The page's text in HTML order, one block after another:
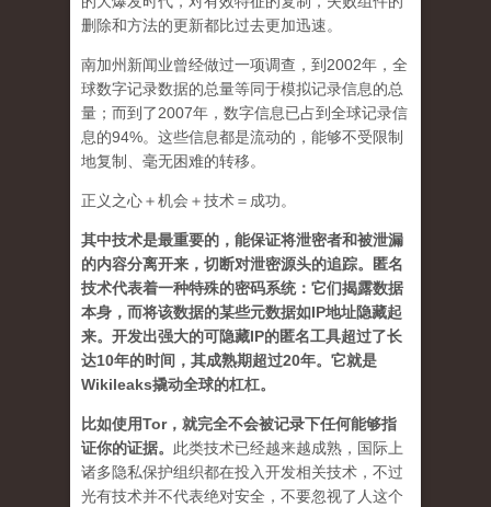
删除和方法的更新都比过去更加迅速。
南加州新闻业曾经做过一项调查，到2002年，全
球数字记录数据的总量等同于模拟记录信息的总
量；而到了2007年，数字信息已占到全球记录信
息的94%。这些信息都是流动的，能够不受限制
地复制、毫无困难的转移。
正义之心＋机会＋技术＝成功。
其中技术是最重要的，能保证将泄密者和被泄漏
的内容分离开来，切断对泄密源头的追踪。匿名
技术代表着一种特殊的密码系统：它们揭露数据
本身，而将该数据的某些元数据如IP地址隐藏起
来。开发出强大的可隐藏IP的匿名工具超过了长
达10年的时间，其成熟期超过20年。 它就是
Wikileaks撬动全球的杠杠。
比如使用Tor，就完全不会被记录下任何能够指
证你的证据。 此类技术已经越来越成熟，国际上
诸多隐私保护组织都在投入开发相关技术，不过
光有技术并不代表绝对安全，不要忽视了人这个